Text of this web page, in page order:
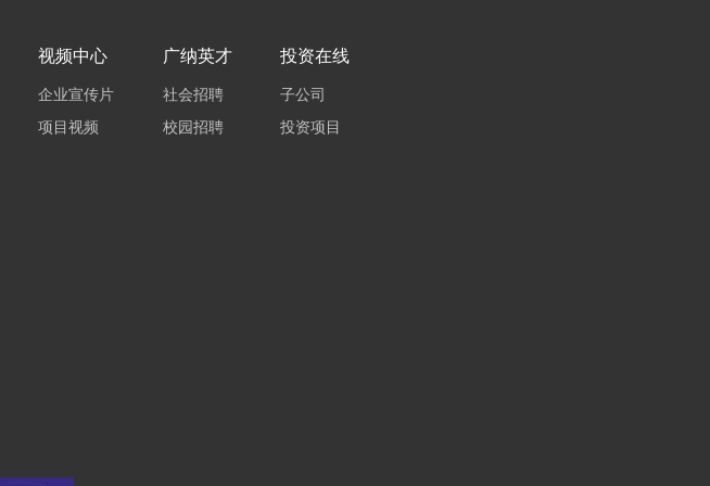
视频中心
企业宣传片
项目视频
广纳英才
社会招聘
校园招聘
投资在线
子公司
投资项目